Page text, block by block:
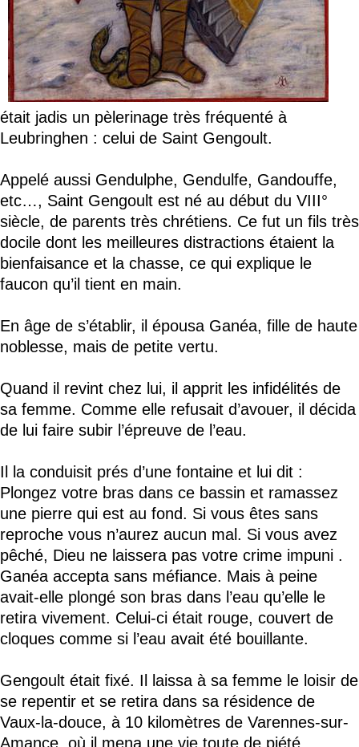
était jadis un pèlerinage très fréquenté à
Leubringhen : celui de Saint Gengoult.
Appelé aussi Gendulphe, Gendulfe, Gandouffe,
etc…, Saint Gengoult est né au début du VIII°
siècle, de parents très chrétiens. Ce fut un fils très
docile dont les meilleures distractions étaient la
bienfaisance et la chasse, ce qui explique le
faucon qu’il tient en main.
En âge de s’établir, il épousa Ganéa, fille de haute
noblesse, mais de petite vertu.
Quand il revint chez lui, il apprit les infidélités de
sa femme. Comme elle refusait d’avouer, il décida
de lui faire subir l’épreuve de l’eau.
Il la conduisit prés d’une fontaine et lui dit :
Plongez votre bras dans ce bassin et ramassez
une pierre qui est au fond. Si vous êtes sans
reproche vous n’aurez aucun mal. Si vous avez
pêché, Dieu ne laissera pas votre crime impuni .
Ganéa accepta sans méfiance. Mais à peine
avait-elle plongé son bras dans l’eau qu’elle le
retira vivement. Celui-ci était rouge, couvert de
cloques comme si l’eau avait été bouillante.
Gengoult était fixé. Il laissa à sa femme le loisir de
se repentir et se retira dans sa résidence de
Vaux-la-douce, à 10 kilomètres de Varennes-sur-
Amance, où il mena une vie toute de piété,